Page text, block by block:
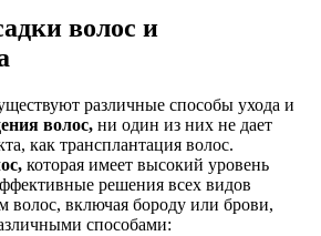
волос и
различные способы ухода и
волос, ни один из них не дает
как трансплантация волос.
которая имеет высокий уровень
решения всех видов
волос, включая бороду или брови,
способами: